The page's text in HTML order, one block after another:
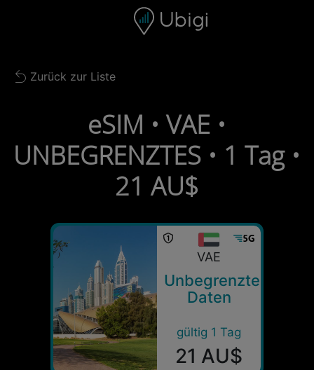
Navigationsleiste Fußzeile
Back to list
Zurück zur Liste
eSIM • VAE •
UNBEGRENZTES • 1 Tag •
21 AU$
VAE
Unbegrenzte
Daten
gültig 1 Tag
21 AU$